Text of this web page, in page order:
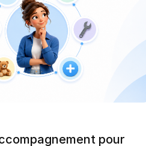
pour